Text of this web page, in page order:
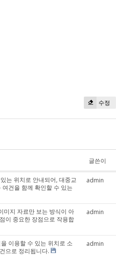
수정
글쓴이
는 위치로 안내되어, 대중교
건을 함께 확인할 수 있는
admin
미지 자료만 보는 방식이 아
이 중요한 장점으로 작용합
admin
이용할 수 있는 위치로 소
으로 정리됩니다.
admin